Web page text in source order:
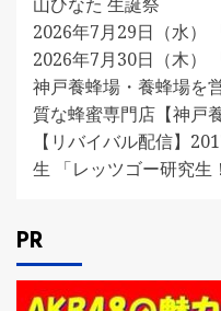
2026年7月29日（水）
2026年7月30日（木）
神戸養蜂場・養蜂場を
質な蜂蜜専門店【神戸
【リバイバル配信】
生 「レッツゴー研究生
PR